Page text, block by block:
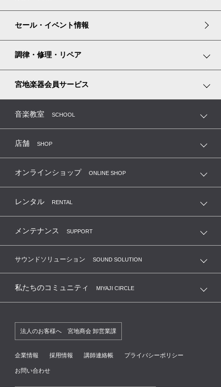
管楽器小物
グランドピアノ譜面台カバー
ピアノ耐震・防振グッズ
楽譜コーナーのご紹介
楽譜専門ショップ miyajibooks.com
セール・イベント情報
調律・修理・リペア
ピアノ調律
弦楽器の修理・調整・毛替
管楽器の修理・リペア
宮地楽器会員サービス
MTC 指導者友の会（鍵盤楽器）
MEP 宮地ユーロピアノクラブ
MSC 弦楽器友の会
国立音楽大学卒業生サポートクラブ
音楽教室 SCHOOL
店舗 SHOP
オンラインショップ ONLINE SHOP
レンタル RENTAL
メンテナンス SUPPORT
サウンドソリューション SOUND SOLUTION
私たちのコミュニティ MIYAJI CIRCLE
法人のお客様へ 宮地商会 卸営業課
企業情報 採用情報 講師連絡帳 プライバシーポリシー
お問い合わせ